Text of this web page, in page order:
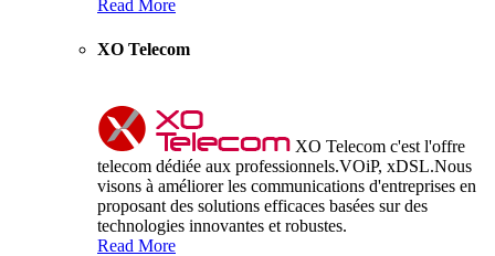
Read More
XO Telecom
XO Telecom c'est l'offre
telecom dédiée aux professionnels.VOiP, xDSL.Nous
visons à améliorer les communications d'entreprises en
proposant des solutions efficaces basées sur des
technologies innovantes et robustes.
Read More